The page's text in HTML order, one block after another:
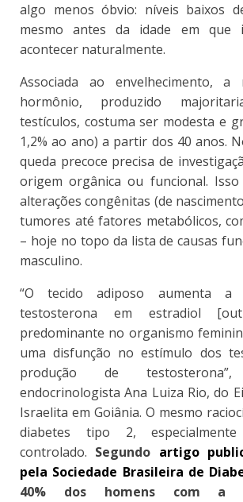
algo menos óbvio: níveis baixos
mesmo antes da idade em que
acontecer naturalmente.
Associada ao envelhecimento, a
hormônio, produzido
testículos, costuma ser modesta e
1,2% ao ano) a partir dos 40 anos.
queda precoce precisa de
origem orgânica ou funcional. Isso
alterações congênitas (de
tumores até fatores metabólicos,
– hoje no topo da lista de causas
masculino.
“O tecido adiposo aumenta a
testosterona em estradiol
predominante no organismo
uma disfunção no estímulo dos
produção de
endocrinologista Ana Luiza Rio, do
Israelita em Goiânia. O mesmo
diabetes tipo 2,
controlado. Segundo artigo
pela Sociedade Brasileira de
40% dos homens com a